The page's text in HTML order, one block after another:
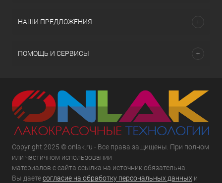
НАШИ ПРЕДЛОЖЕНИЯ
ПОМОЩЬ И СЕРВИСЫ
Copyright 2025 © onlak.ru - Все права защищены. При полном
или частичном использовании
материалов с сайта ссылка на источник обязательна.
Вы даетесогласие на обработку персональных данных и